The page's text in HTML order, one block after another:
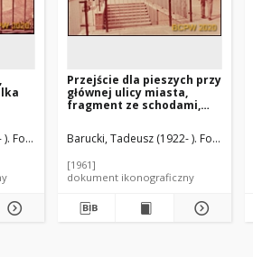
Fotograf
Przejście dla pieszych przy
głównej ulicy miasta,
fragment ze schodami,
Wielka Brytania
Barucki, Tadeusz (1922- ). Fotograf
[1961]
dokument ikonograficzny